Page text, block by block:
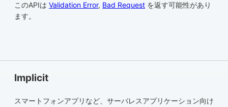
このAPIは Validation Error, Bad Request を返す可能性があり
ます。
Implicit
スマートフォンアプリなど、サーバレスアプリケーション向け